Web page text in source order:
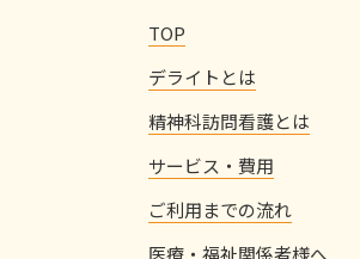
TOP
デライトとは
精神科訪問看護とは
サービス・費用
ご利用までの流れ
医療・福祉関係者様へ